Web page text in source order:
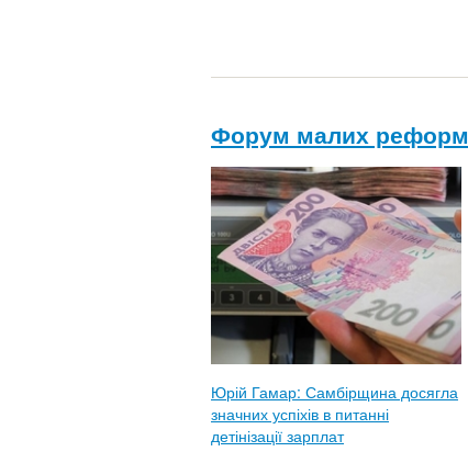
Форум малих реформ
Юрій Гамар: Самбірщина досягла
значних успіхів в питанні
детінізації зарплат